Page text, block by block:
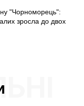
"Чорноморець":
зросла до двох